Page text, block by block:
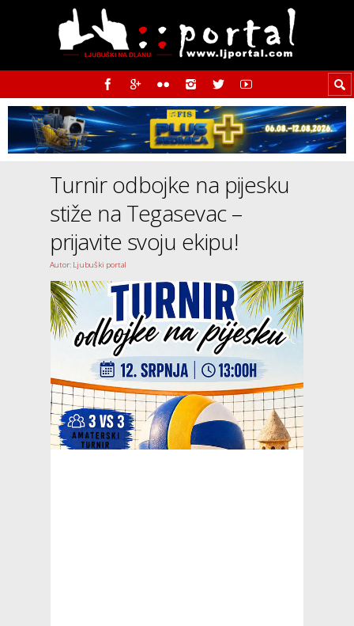
Turnir odbojke na pijesku
stiže na Tegasevac –
prijavite svoju ekipu!
Autor: Ljubuški portal